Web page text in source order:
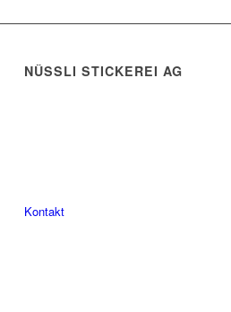
NÜSSLI STICKEREI AG
Kontakt